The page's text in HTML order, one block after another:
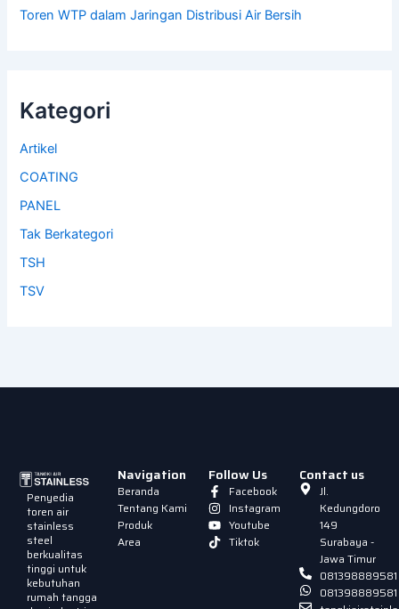
Toren WTP dalam Jaringan Distribusi Air Bersih
Kategori
Artikel
COATING
PANEL
Tak Berkategori
TSH
TSV
Penyedia
toren air
stainless
steel
berkualitas
tinggi untuk
kebutuhan
rumah tangga
Navigation
Beranda
Tentang Kami
Produk
Area
Follow Us
Facebook
Instagram
Youtube
Tiktok
Contact us
Jl.
Kedungdoro
149
Surabaya -
Jawa Timur
081398889581
081398889581